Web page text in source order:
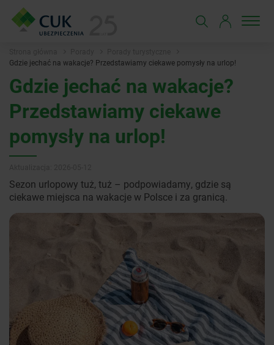
Gdzie jechać na wakacje? Przedstawiamy ciekawe pomysły na urlop!
Gdzie jechać na wakacje?
Przedstawiamy ciekawe
pomysły na urlop!
Sezon urlopowy tuż, tuż – podpowiadamy, gdzie są
ciekawe miejsca na wakacje w Polsce i za granicą.